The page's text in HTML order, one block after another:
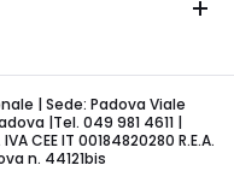
| Sede: Padova Viale
|Tel. 049 981 4611 |
CEE IT 00184820280 R.E.A.
n. 44121bis